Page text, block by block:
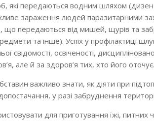
які передаються водним шляхом
зараження людей паразитарними
що передаються від мишей, щурів та
та інше). Успіх у профілактиці
свідомості, освіченості,
але й за здоров’я тих, хто його оточує.
важливо знати, як діяти при
у разі забруднення
для приготування їжі, питних